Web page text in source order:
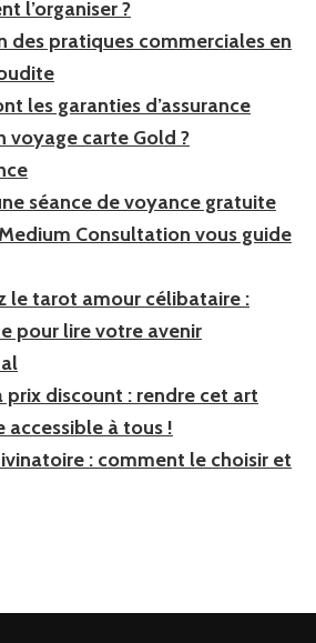
l’organiser ?
des pratiques commerciales en
les garanties d’assurance
voyage carte Gold ?
séance de voyance gratuite
Consultation vous guide
le tarot amour célibataire :
pour lire votre avenir
prix discount : rendre cet art
accessible à tous !
: comment le choisir et